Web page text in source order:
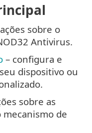
sobre o
Antivirus.
– configura e
dispositivo ou
sobre as
de